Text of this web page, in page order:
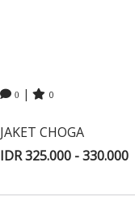
0 | 0
JAKET CHOGA
IDR 325.000 - 330.000